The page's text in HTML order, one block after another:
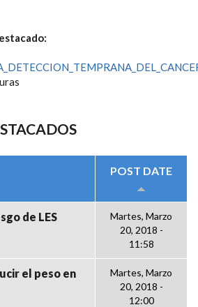
POST DATE
de LES
Martes, Marzo
20, 2018 -
11:58
el peso en
Martes, Marzo
20, 2018 -
12:00